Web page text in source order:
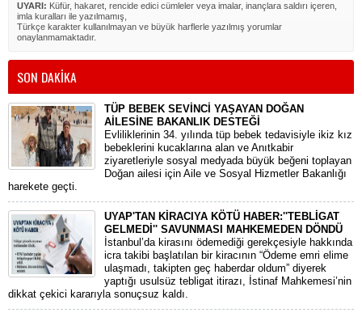
UYARI: Küfür, hakaret, rencide edici cümleler veya imalar, inançlara saldırı içeren,
imla kuralları ile yazılmamış,
Türkçe karakter kullanılmayan ve büyük harflerle yazılmış yorumlar
onaylanmamaktadır.
SON DAKİKA
TÜP BEBEK SEVİNCİ YAŞAYAN DOĞAN
AİLESİNE BAKANLIK DESTEĞİ
​Evliliklerinin 34. yılında tüp bebek tedavisiyle ikiz kız
bebeklerini kucaklarına alan ve Anıtkabir
ziyaretleriyle sosyal medyada büyük beğeni toplayan
Doğan ailesi için Aile ve Sosyal Hizmetler Bakanlığı
harekete geçti.
UYAP'TAN KİRACIYA KÖTÜ HABER:''TEBLİGAT
GELMEDİ'' SAVUNMASI MAHKEMEDEN DÖNDÜ
​İstanbul’da kirasını ödemediği gerekçesiyle hakkında
icra takibi başlatılan bir kiracının “Ödeme emri elime
ulaşmadı, takipten geç haberdar oldum” diyerek
yaptığı usulsüz tebligat itirazı, İstinaf Mahkemesi’nin
dikkat çekici kararıyla sonuçsuz kaldı.